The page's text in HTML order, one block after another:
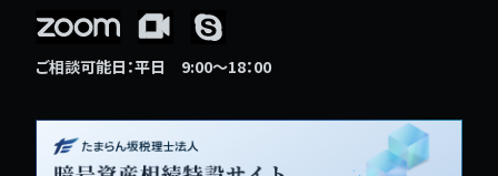
ご相談可能日：平日 9:00〜18：00